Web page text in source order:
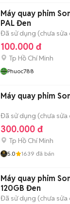
Máy quay phim
PAL Đen
Đã sử dụng (chưa sửa
100.000 đ
Tp Hồ Chí Minh
Phuoc788
Máy quay phim
Đã sử dụng (chưa sửa
300.000 đ
Tp Hồ Chí Minh
5.0 1639 đã bán
Máy quay phim
120GB Đen
Đã sử dụng (chưa sửa